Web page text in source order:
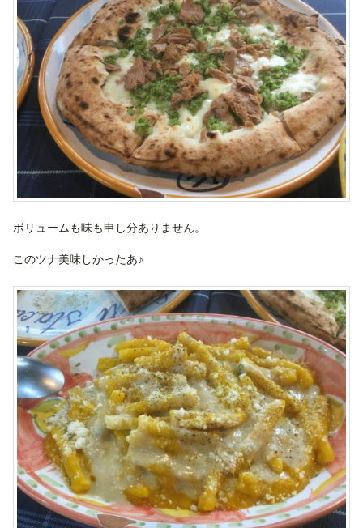
ボリュームも味も申し分ありません。
このツナ美味しかったあ♪